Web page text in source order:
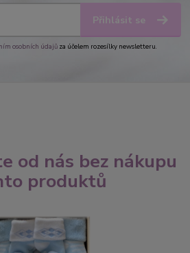
Přihlásit se
osobních údajůza účelem rozesílky newsletteru.
od nás bez nákupu
produktů